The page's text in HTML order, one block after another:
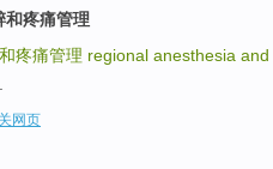
和疼痛管理
疼痛管理 regional anesthesia
网页